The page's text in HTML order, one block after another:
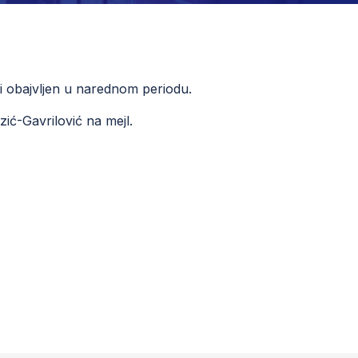
obajvljen u narednom periodu.
Gavrilović na mejl.